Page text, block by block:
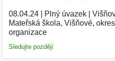
08.04.24| Plný úvazek|
Mateřská škola, Višňové,
organizace|
Sledujte později